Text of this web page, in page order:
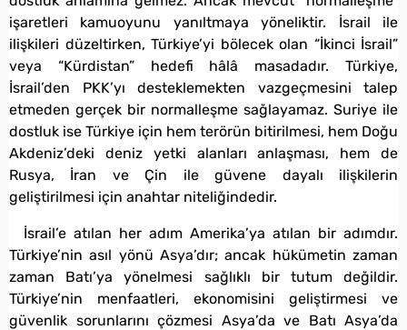
işaretleri kamuoyunu yanıltmaya yöneliktir. İsrail ile
ilişkileri düzeltirken, Türkiye’yi bölecek olan “İkinci İsrail”
veya “Kürdistan” hedefi hâlâ masadadır. Türkiye,
İsrail’den PKK’yı desteklemekten vazgeçmesini talep
etmeden gerçek bir normalleşme sağlayamaz. Suriye ile
dostluk ise Türkiye için hem terörün bitirilmesi, hem Doğu
Akdeniz’deki deniz yetki alanları anlaşması, hem de
Rusya, İran ve Çin ile güvene dayalı ilişkilerin
geliştirilmesi için anahtar niteliğindedir.
İsrail’e atılan her adım Amerika’ya atılan bir adımdır.
Türkiye’nin asıl yönü Asya’dır; ancak hükümetin zaman
zaman Batı’ya yönelmesi sağlıklı bir tutum değildir.
Türkiye’nin menfaatleri, ekonomisini geliştirmesi ve
güvenlik sorunlarını çözmesi Asya’da ve Batı Asya’da